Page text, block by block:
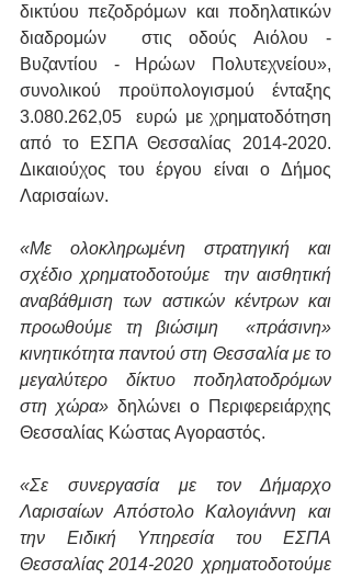
δικτύου πεζοδρόμων και ποδηλατικών
διαδρομών  στις οδούς Αιόλου -
Βυζαντίου - Ηρώων Πολυτεχνείου»,
συνολικού προϋπολογισμού ένταξης
3.080.262,05  ευρώ με χρηματοδότηση
από το ΕΣΠΑ Θεσσαλίας 2014-2020.
Δικαιούχος του έργου είναι ο Δήμος
Λαρισαίων.
«Με ολοκληρωμένη στρατηγική και
σχέδιο χρηματοδοτούμε  την αισθητική
αναβάθμιση των αστικών κέντρων και
προωθούμε τη βιώσιμη  «πράσινη»
κινητικότητα παντού στη Θεσσαλία με το
μεγαλύτερο δίκτυο ποδηλατοδρόμων
στη χώρα» δηλώνει ο Περιφερειάρχης
Θεσσαλίας Κώστας Αγοραστός.
«Σε συνεργασία με τον Δήμαρχο
Λαρισαίων Απόστολο Καλογιάννη και
την Ειδική Υπηρεσία του ΕΣΠΑ
Θεσσαλίας 2014-2020  χρηματοδοτούμε